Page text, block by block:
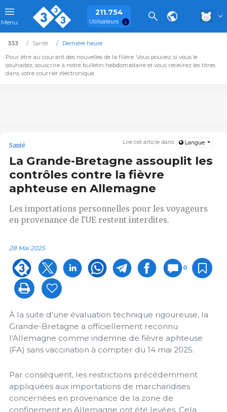
Menu
211.754
Utilisateurs
333 Santé
Dernière heure
Pour être au courant des nouvelles de la filière. Vous pouvez, si vous le
souhaitez, souscrire à notre bulletin hebdomadaire et vous recevrez les titres
dans votre courrier électronique.
Lire cet article dans: Langue
Santé
La Grande-Bretagne assouplit les
contrôles contre la fièvre
aphteuse en Allemagne
Les importations personnelles pour les voyageurs
en provenance de l'UE restent interdites.
28 Mai 2025
0
À la suite d'une évaluation technique rigoureuse, la
Grande-Bretagne a officiellement reconnu
l'Allemagne comme indemne de fièvre aphteuse
(FA) sans vaccination à compter du 14 mai 2025.
Par conséquent, les restrictions précédemment
appliquées aux importations de marchandises
concernées en provenance de la zone de
confinement en Allemagne ont été levées. Cela